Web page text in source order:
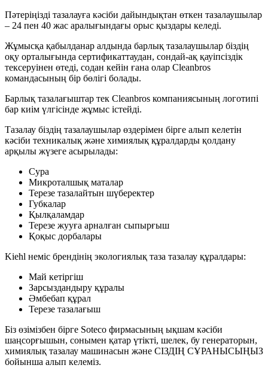
Пәтеріңізді тазалауға кәсіби дайындықтан өткен тазалаушылар
– 24 пен 40 жас аралығындағы орыс қыздары келеді.
Жұмысқа қабылданар алдында барлық тазалаушылар біздің
оқу орталығында сертификаттаудан, сондай-ақ қауіпсіздік
тексеруінен өтеді, содан кейін ғана олар Cleanbros
командасының бір бөлігі болады.
Барлық тазалағыштар тек Cleanbros компаниясының логотипі
бар киім үлгісінде жұмыс істейді.
Тазалау біздің тазалаушылар өздерімен бірге алып келетін
кәсіби техникалық және химиялық құралдарды қолдану
арқылы жүзеге асырылады:
Сура
Микроталшық маталар
Терезе тазалайтын шүберектер
Губкалар
Қылқаламдар
Терезе жууға арналған сыпырғыш
Қоқыс дорбалары
Kiehl неміс брендінің экологиялық таза тазалау құралдары:
Май кетіргіш
Зарсыздандыру құралы
Әмбебап құрал
Терезе тазалағыш
Біз өзімізбен бірге Soteco фирмасының ықшам кәсіби
шаңсорғышын, сонымен қатар үтікті, шелек, бу генераторын,
химиялық тазалау машинасын және СІЗДІҢ СҰРАНЫСЫҢЫЗ
бойынша алып келеміз.